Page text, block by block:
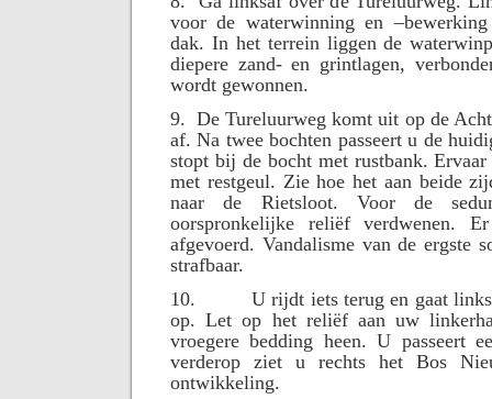
voor de waterwinning en
dak. In het terrein liggen de
diepere zand- en grintlagen,
wordt gewonnen.
9. De Tureluurweg komt uit op de
af. Na twee bochten passeert u de
stopt bij de bocht met rustbank.
met restgeul. Zie hoe het aan beide
naar de Rietsloot. Voor de
oorspronkelijke reliëf verdwenen.
afgevoerd. Vandalisme van de ergste
strafbaar.
10.
U rijdt iets terug en gaat
op. Let op het reliëf aan uw
vroegere bedding heen. U passeert
verderop ziet u rechts het Bos
ontwikkeling.